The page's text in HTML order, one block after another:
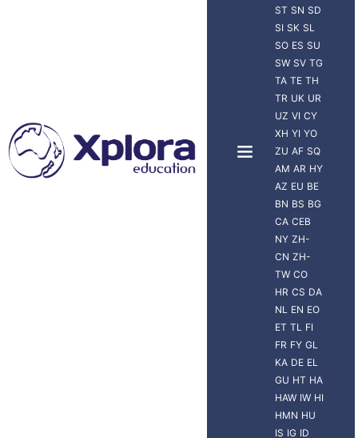
ST SN SD
SI SK SL
SO ES SU
SW SV TG
TA TE TH
TR UK UR
UZ VI CY
XH YI YO
ZU AF SQ
AM AR HY
AZ EU BE
BN BS BG
CA CEB
NY ZH-
CN ZH-
TW CO
HR CS DA
NL EN EO
ET TL FI
FR FY GL
KA DE EL
GU HT HA
HAW IW HI
HMN HU
IS IG ID